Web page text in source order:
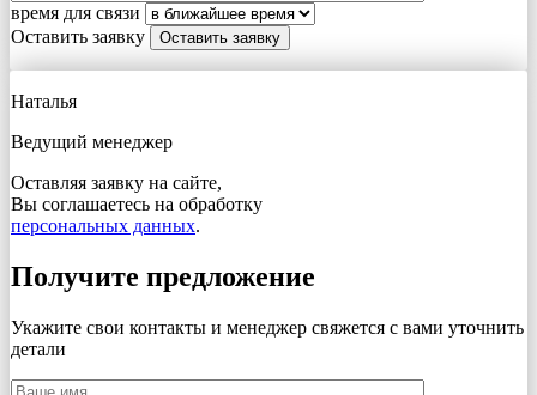
время для связи
Оставить заявку
Наталья
Ведущий менеджер
Оставляя заявку на сайте,
Вы соглашаетесь на обработку
персональных данных.
Получите предложение
Укажите свои контакты и менеджер свяжется с вами уточнить
детали